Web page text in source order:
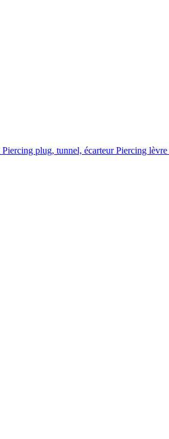
Piercing plug, tunnel, écarteurPiercing lèvre